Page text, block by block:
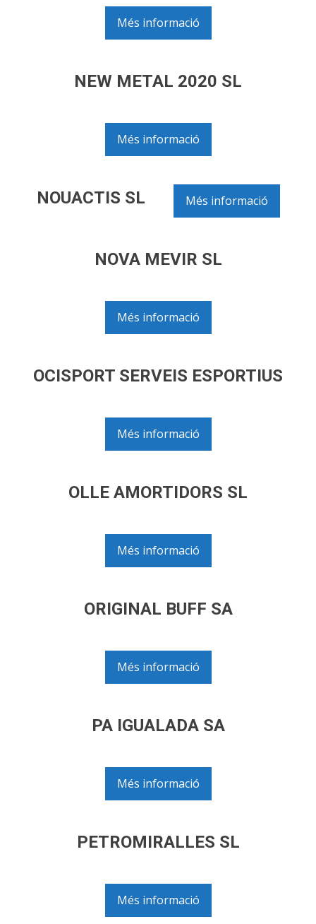
Més informació
NEW METAL 2020 SL
Més informació
NOUACTIS SL Més informació
NOVA MEVIR SL
Més informació
OCISPORT SERVEIS ESPORTIUS
Més informació
OLLE AMORTIDORS SL
Més informació
ORIGINAL BUFF SA
Més informació
PA IGUALADA SA
Més informació
PETROMIRALLES SL
Més informació